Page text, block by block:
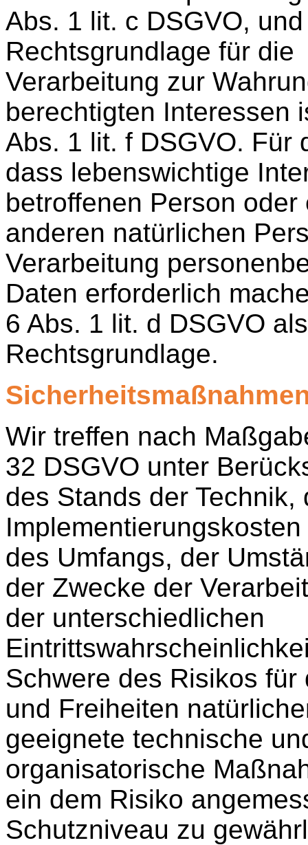
Abs. 1 lit. c DSGVO,
Rechtsgrundlage für die
Verarbeitung zur
berechtigten Interessen
Abs. 1 lit. f DSGVO. Für
dass lebenswichtige
betroffenen Person oder
anderen natürlichen
Verarbeitung
Daten erforderlich
6 Abs. 1 lit. d DSGVO als
Rechtsgrundlage.
Wir treffen nach
32 DSGVO unter
des Stands der Technik,
des Umfangs, der
der Zwecke der
der unterschiedlichen
Schwere des Risikos für
und Freiheiten
geeignete technische
organisatorische
ein dem Risiko
Schutzniveau zu